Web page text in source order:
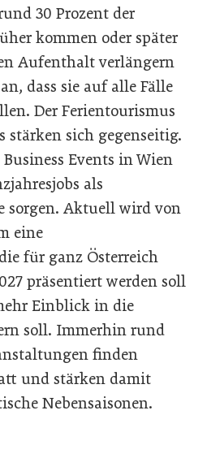
30 Prozent der
kommen oder später
Aufenthalt verlängern
dass sie auf alle Fälle
Der Ferientourismus
stärken sich gegenseitig.
Events in Wien
als
sorgen. Aktuell wird von
eine
für ganz Österreich
präsentiert werden soll
Einblick in die
soll. Immerhin rund
finden
und stärken damit
Nebensaisonen.